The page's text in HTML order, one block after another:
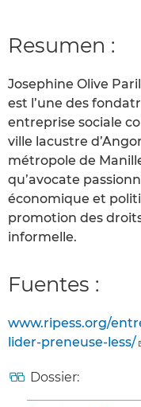
Resumen :
Josephine Olive
est l’une des
entreprise sociale
ville lacustre
métropole de
qu’avocate
économique et
promotion des
informelle.
Fuentes :
www.ripess.org/
lider-preneuse-less/
Dossier: